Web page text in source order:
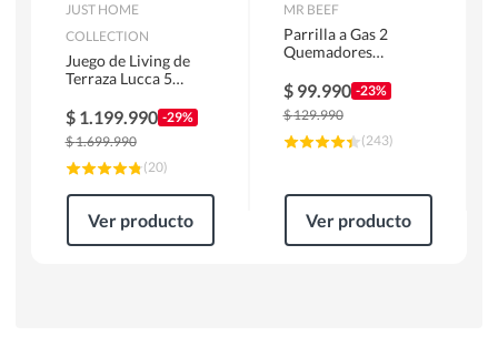
JUST HOME
COLLECTION
Juego de Living de
Terraza Lucca 5
$ 1.199.990 -29%
$1.699.990
(20)
Ver producto
MR BEEF
Parrilla a Gas 2
Quemadores
$ 99.990 -23%
$129.990
(243)
Ver producto